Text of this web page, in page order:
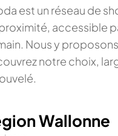
est un réseau de
accessible
Nous y
notre choix,
Wallonne